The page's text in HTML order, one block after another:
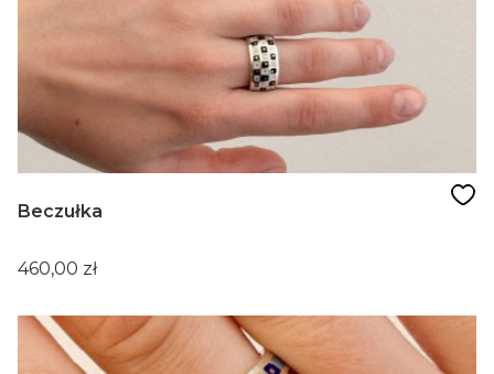
Beczułka
Cena
460,00 zł